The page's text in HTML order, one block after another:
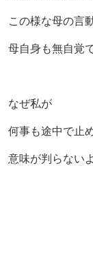
この様な母の言
母自身も無自覚で
なぜ私が
何事も途中で止
意味が判らない